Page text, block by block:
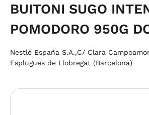
BUITONI SUGO
POMODORO 950G
Nestlé España S.A.,C/ Clara
Esplugues de Llobregat (Barcelona)
Bildergalerie überspringen